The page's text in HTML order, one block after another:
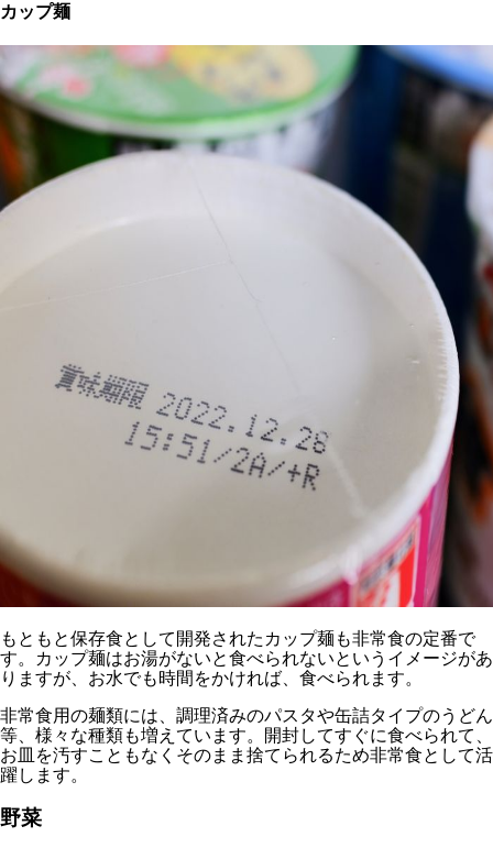
カップ麺
もともと保存食として開発されたカップ麺も非常食の定番で
す。カップ麺はお湯がないと食べられないというイメージがあ
りますが、お水でも時間をかければ、食べられます。
非常食用の麺類には、調理済みのパスタや缶詰タイプのうどん
等、様々な種類も増えています。開封してすぐに食べられて、
お皿を汚すこともなくそのまま捨てられるため非常食として活
躍します。
野菜